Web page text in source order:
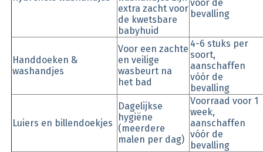
extra zacht voor
de kwetsbare
babyhuid
vóór de
bevalling
Handdoeken &
washandjes
Voor een zachte
en veilige
wasbeurt na
het bad
4-6 stuks per
soort,
aanschaffen
vóór de
bevalling
Luiers en billendoekjes
Dagelijkse
hygiëne
(meerdere
malen per dag)
Voorraad voor 1
week,
aanschaffen
vóór de
bevalling